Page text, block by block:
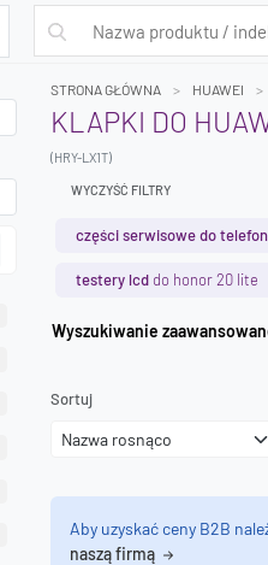
STRONA GŁÓWNA HUAWEI
KLAPKI DO
(HRY-LX1T)
WYCZYŚĆ FILTRY
części serwisowe do
testery lcd do honor 20 lite
Wyszukiwanie
Sortuj
Aby uzyskać ceny B2B
naszą firmą